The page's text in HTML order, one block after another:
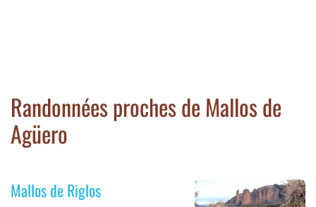
Randonnées proches de Mallos de
Agüero
Mallos de Riglos